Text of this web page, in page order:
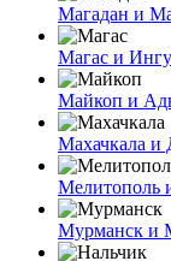
Магадан и
Магас и
Майкоп и
Махачкала и
Мелитополь
Мурманск и